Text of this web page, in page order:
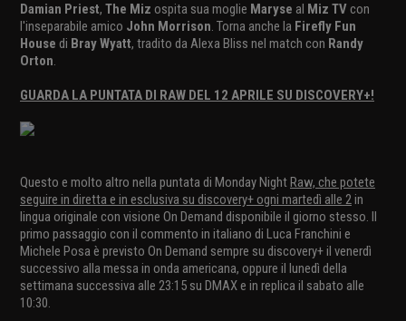
Damian Priest, The Miz ospita sua moglie Maryse al Miz TVcon
l'inseparabile amico John Morrison. Torna anche la Firefly Fun
House di Bray Wyatt, tradito da Alexa Bliss nel match con Randy
Orton.
GUARDA LA PUNTATA DI RAW DEL 12 APRILE SU DISCOVERY+!
Questo e molto altro nella puntata di Monday NightRaw, che potete
seguire in diretta e in esclusiva su discovery+ ogni martedì alle 2in
lingua originale con visione On Demand disponibile il giorno stesso. Il
primo passaggio con il commento in italiano di Luca Franchini e
Michele Posa è previsto On Demand sempre su discovery+ il venerdì
successivo alla messa in onda americana, oppure il lunedì della
settimana successiva alle 23:15 su DMAX e in replica il sabato alle
10:30.